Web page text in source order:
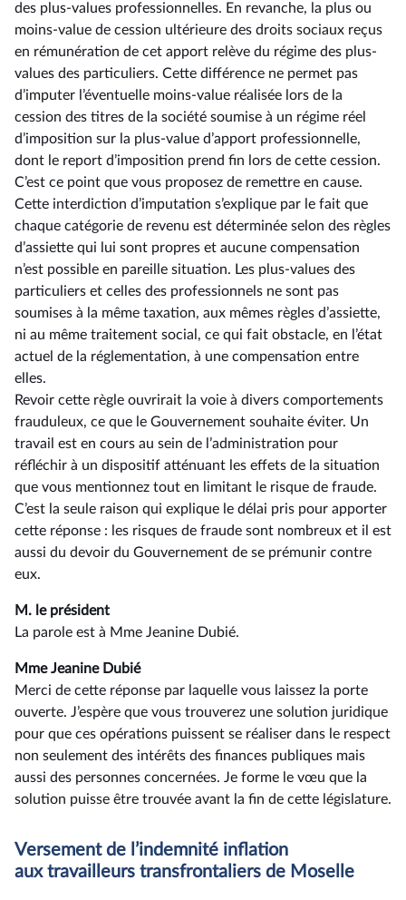
des plus-values professionnelles. En revanche, la plus ou
moins-value de cession ultérieure des droits sociaux reçus
en rémunération de cet apport relève du régime des plus-
values des particuliers. Cette différence ne permet pas
d’imputer l’éventuelle moins-value réalisée lors de la
cession des titres de la société soumise à un régime réel
d’imposition sur la plus-value d’apport professionnelle,
dont le report d’imposition prend fin lors de cette cession.
C’est ce point que vous proposez de remettre en cause.
Cette interdiction d’imputation s’explique par le fait que
chaque catégorie de revenu est déterminée selon des règles
d’assiette qui lui sont propres et aucune compensation
n’est possible en pareille situation. Les plus-values des
particuliers et celles des professionnels ne sont pas
soumises à la même taxation, aux mêmes règles d’assiette,
ni au même traitement social, ce qui fait obstacle, en l’état
actuel de la réglementation, à une compensation entre
elles.
Revoir cette règle ouvrirait la voie à divers comportements
frauduleux, ce que le Gouvernement souhaite éviter. Un
travail est en cours au sein de l’administration pour
réfléchir à un dispositif atténuant les effets de la situation
que vous mentionnez tout en limitant le risque de fraude.
C’est la seule raison qui explique le délai pris pour apporter
cette réponse : les risques de fraude sont nombreux et il est
aussi du devoir du Gouvernement de se prémunir contre
eux.
M. le président
La parole est à Mme Jeanine Dubié.
Mme Jeanine Dubié
Merci de cette réponse par laquelle vous laissez la porte
ouverte. J’espère que vous trouverez une solution juridique
pour que ces opérations puissent se réaliser dans le respect
non seulement des intérêts des finances publiques mais
aussi des personnes concernées. Je forme le vœu que la
solution puisse être trouvée avant la fin de cette législature.
Versement de l’indemnité inflation
aux travailleurs transfrontaliers de Moselle